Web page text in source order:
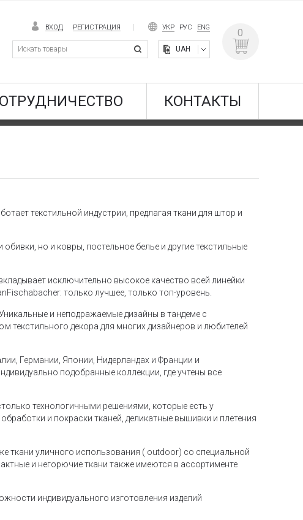
ВХОД РЕГИСТРАЦИЯ УКР РУС ENG
UAH
0
КОНТАКТЫ
текстильной индустрии, предлагая ткани для штор и
но и ковры, постельное белье и другие текстильные
исключительно высокое качество всей линейки
только лучшее, только топ-уровень.
и неподражаемые дизайны в тандеме с
декора для многих дизайнеров и любителей
Германии, Японии, Нидерландах и Франции и
подобранные коллекции, где учтены все
технологичными решениями, которые есть у
и покраски тканей, деликатные вышивки и плетения
ткани уличного использования ( outdoor) со специальной
и негорючие ткани также имеются в ассортименте
индивидуального изготовления изделий